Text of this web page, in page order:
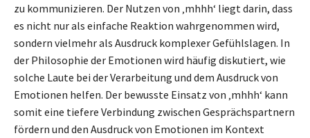
zu kommunizieren. Der Nutzen von ‚mhhh‘ liegt darin, dass
es nicht nur als einfache Reaktion wahrgenommen wird,
sondern vielmehr als Ausdruck komplexer Gefühlslagen. In
der Philosophie der Emotionen wird häufig diskutiert, wie
solche Laute bei der Verarbeitung und dem Ausdruck von
Emotionen helfen. Der bewusste Einsatz von ‚mhhh‘ kann
somit eine tiefere Verbindung zwischen Gesprächspartnern
fördern und den Ausdruck von Emotionen im Kontext